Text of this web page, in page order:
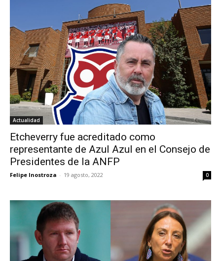
Actualidad
Etcheverry fue acreditado como
representante de Azul Azul en el Consejo de
Presidentes de la ANFP
Felipe Inostroza - 19 agosto, 2022 0